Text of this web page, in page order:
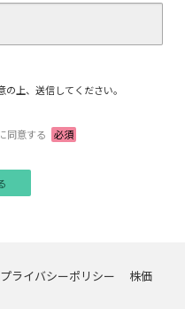
の上、送信してください。
同意する 必須
プライバシーポリシー 株価